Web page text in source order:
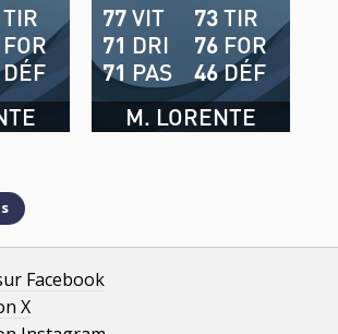
TIR
FOR
DÉF
M. LORENTE
77VIT
71 DRI
71 PAS
73TIR
76 FOR
46DÉF
Facebook
X